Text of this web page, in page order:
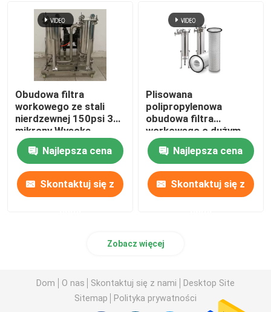
Obudowa filtra
workowego ze stali
nierdzewnej 150psi 3
mikrony Wysoka
wydajność
Najlepsza cena
Skontaktuj się z
Plisowana
polipropylenowa
obudowa filtra
workowego o dużym
przepływie i dużej
średnicyNajlepsza cena
Skontaktuj się z
Zobacz więcej
Dom O nas Skontaktuj się z nami
Desktop Site
Sitemap
Polityka prywatności